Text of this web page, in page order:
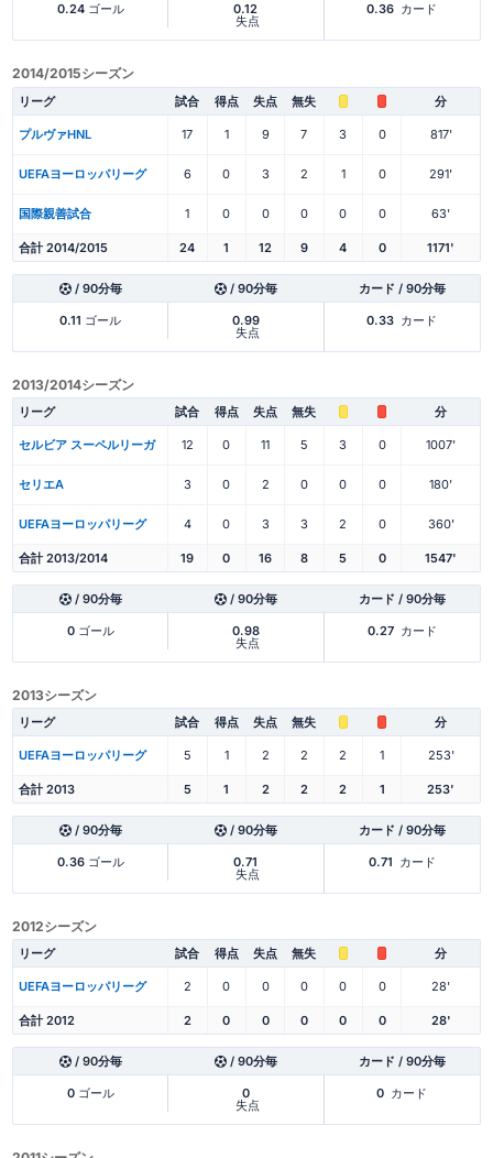
0.24ゴール 0.12
失点
0.36 カード
2014/2015シーズン
リーグ 試合 得点 失点 無失 分
プルヴァHNL 17 1 9 7 3 0 817'
UEFAヨーロッパリーグ 6 0 3 2 1 0 291'
国際親善試合 1 0 0 0 0 0 63'
合計 2014/2015 24 1 12 9 4 0 1171'
/ 90分毎 / 90分毎 カード / 90分毎
0.11 ゴール 0.99
失点
0.33 カード
2013/2014シーズン
リーグ 試合 得点 失点 無失 分
セルビア スーペルリーガ 12 0 11 5 3 0 1007'
セリエA 3 0 2 0 0 0 180'
UEFAヨーロッパリーグ 4 0 3 3 2 0 360'
合計 2013/2014 19 0 16 8 5 0 1547'
/ 90分毎 / 90分毎 カード / 90分毎
0ゴール 0.98
失点
0.27 カード
2013シーズン
リーグ 試合 得点 失点 無失 分
UEFAヨーロッパリーグ 5 1 2 2 2 1 253'
合計 2013 5 1 2 2 2 1 253'
/ 90分毎 / 90分毎 カード / 90分毎
0.36ゴール 0.71
失点
0.71 カード
2012シーズン
リーグ 試合 得点 失点 無失 分
UEFAヨーロッパリーグ 2 0 0 0 0 0 28'
合計 2012 2 0 0 0 0 0 28'
/ 90分毎 / 90分毎 カード / 90分毎
0ゴール 0
失点
0 カード